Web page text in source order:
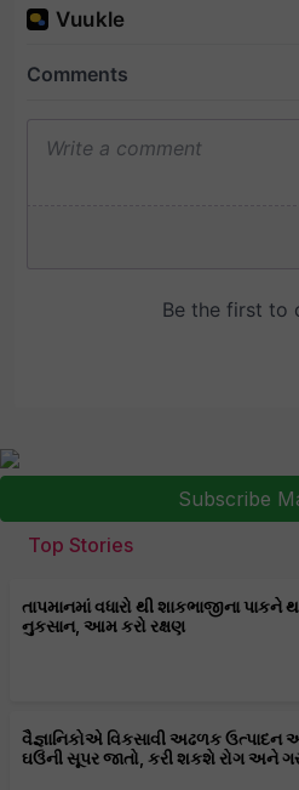
Subscribe
Top Stories
તાપમાનમાં વધારો થી શાકભાજીના પાકને
નુકસાન, આમ કરો રક્ષણ
વૈજ્ઞાનિકોએ વિકસાવી અઢળક ઉત્પાદન
ઘઉંની સૂપર જાતો, કરી શકશે રોગ અને